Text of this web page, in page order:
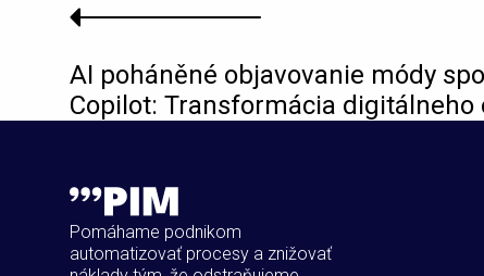
AI poháněné objavovanie módy
Copilot: Transformácia digitálneho
Pomáhame podnikom
automatizovať procesy a znižovať